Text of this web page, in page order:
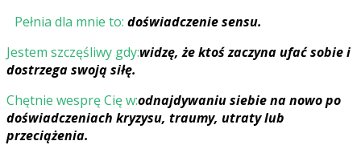
Pełnia dla mnie to: doświadczenie sensu.
Jestem szczęśliwy gdy:widzę, że ktoś zaczyna ufać sobie i
dostrzega swoją siłę.
Chętnie wesprę Cię w:odnajdywaniu siebie na nowo po
doświadczeniach kryzysu, traumy, utraty lub
przeciążenia.